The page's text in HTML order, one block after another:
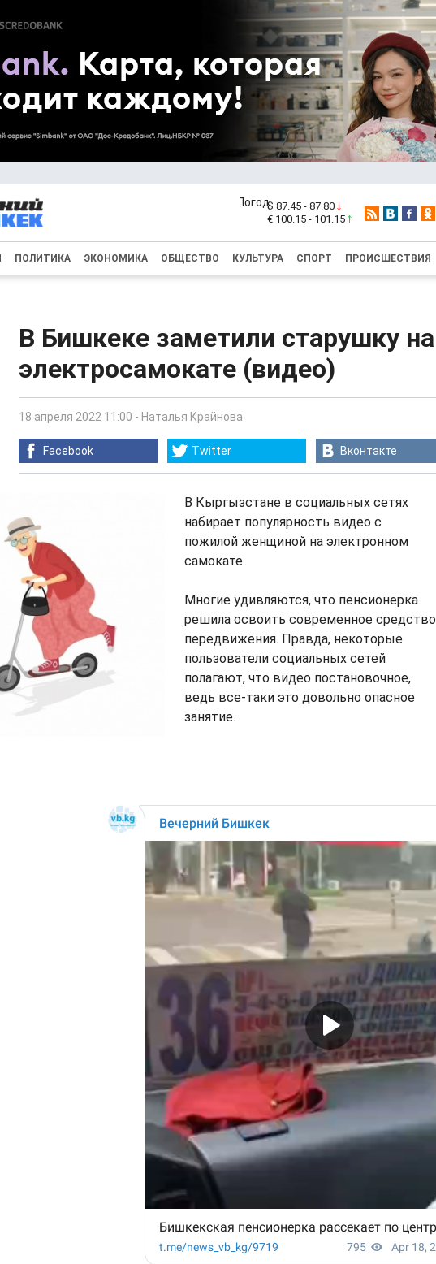
$ 87.45 - 87.80
€ 100.15 - 101.15
ПОЛИТИКА ЭКОНОМИКА ОБЩЕСТВО КУЛЬТУРА СПОРТ ПРОИСШЕСТВИЯ
В Бишкеке заметили старушку на
электросамокате (видео)
18 апреля 2022 11:00 - Наталья Крайнова
Facebook Twitter Вконтакте
В Кыргызстане в социальных сетях
набирает популярность видео с
пожилой женщиной на электронном
самокате.
Многие удивляются, что пенсионерка
решила освоить современное средство
передвижения. Правда, некоторые
пользователи социальных сетей
полагают, что видео постановочное,
ведь все-таки это довольно опасное
занятие.